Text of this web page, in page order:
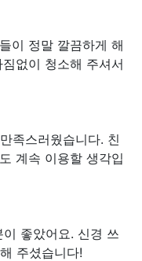
이 정말 깔끔하게 해
없이 청소해 주셔서
족스러웠습니다. 친
계속 이용할 생각입
좋았어요. 신경 쓰
주셨습니다!